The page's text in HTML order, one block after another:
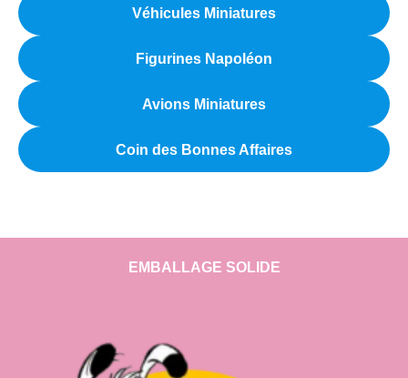
Véhicules Miniatures
Figurines Napoléon
Avions Miniatures
Coin des Bonnes Affaires
EMBALLAGE SOLIDE